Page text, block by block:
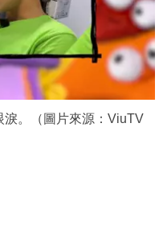
淚。（圖片來源：ViuTV